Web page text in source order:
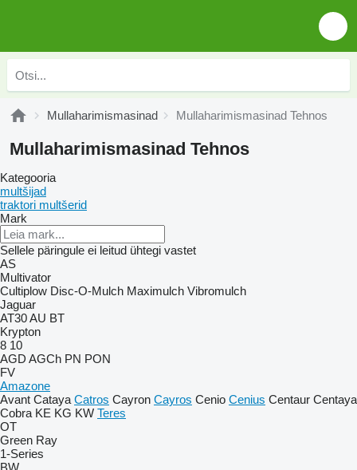
Mullaharimismasinad Mullaharimismasinad Tehnos
Mullaharimismasinad Tehnos
Kategooria
multšijad
traktori multšerid
Mark
Sellele päringule ei leitud ühtegi vastet
AS
Multivator
Cultiplow Disc-O-Mulch Maximulch Vibromulch
Jaguar
AT30AU BT
Krypton
8 10
AGD AGCh PN PON
FV
Amazone
Avant Cataya Catros Cayron Cayros Cenio Cenius Centaur Centaya
Cobra KE KG KW Teres
OT
Green Ray
1-Series
BW